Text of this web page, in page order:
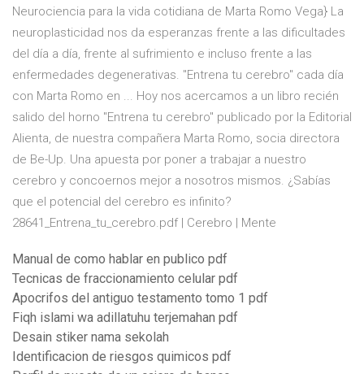
Neurociencia para la vida cotidiana de Marta Romo Vega} La
neuroplasticidad nos da esperanzas frente a las dificultades
del día a día, frente al sufrimiento e incluso frente a las
enfermedades degenerativas. "Entrena tu cerebro" cada día
con Marta Romo en ... Hoy nos acercamos a un libro recién
salido del horno "Entrena tu cerebro" publicado por la Editorial
Alienta, de nuestra compañera Marta Romo, socia directora
de Be-Up. Una apuesta por poner a trabajar a nuestro
cerebro y concoernos mejor a nosotros mismos. ¿Sabías
que el potencial del cerebro es infinito?
28641_Entrena_tu_cerebro.pdf | Cerebro | Mente
Manual de como hablar en publico pdf
Tecnicas de fraccionamiento celular pdf
Apocrifos del antiguo testamento tomo 1 pdf
Fiqh islami wa adillatuhu terjemahan pdf
Desain stiker nama sekolah
Identificacion de riesgos quimicos pdf